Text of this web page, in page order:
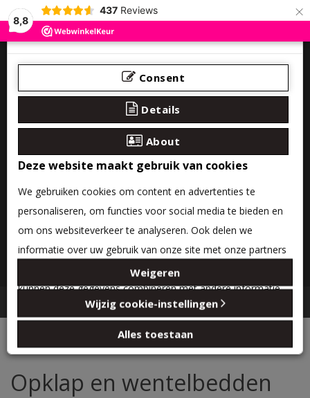
8,8
437 Reviews ×
0 product(en) - €0,00
Opklap en wentelbedden
Opklap en wentelbedden
Consent
Details
About
Deze website maakt gebruik van cookies
We gebruiken cookies om content en advertenties te
personaliseren, om functies voor social media te bieden en
om ons websiteverkeer te analyseren. Ook delen we
informatie over uw gebruik van onze site met onze partners
voor social media, adverteren en analyse. Deze partners
kunnen deze gegevens combineren met andere informatie
die u aan ze heeft verstrekt of die ze hebben verzameld op
basis van uw gebruik van hun services.
Weigeren
Wijzig cookie-instellingen
Alles toestaan